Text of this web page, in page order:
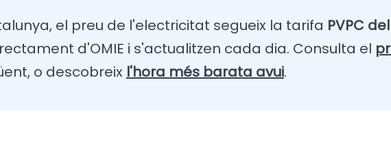
el preu de l'electricitat segueix la tarifa PVPC
d'OMIE i s'actualitzen cada dia. Consulta el
o descobreix l'hora més barata avui.